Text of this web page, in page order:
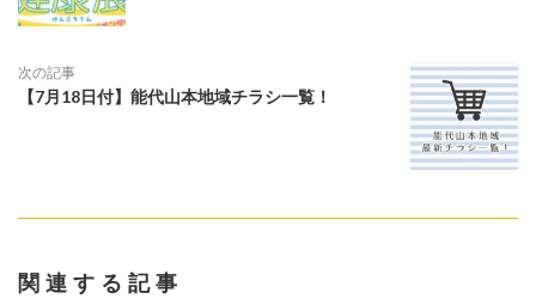
次の記事
【7月18日付】能代山本地域チラシ一覧！
関連する記事